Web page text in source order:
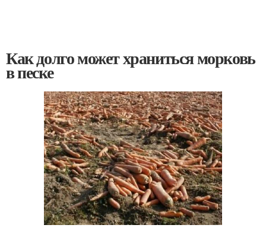
Как долго может храниться морковь
в песке